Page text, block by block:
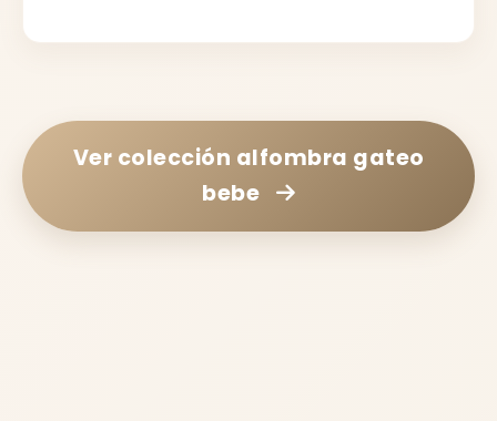
Ver colección alfombra gateo
bebe